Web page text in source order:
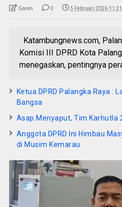
Garen 0 5 Februari 2026 11:21
Katambungnews.com,
Komisi III DPRD Kota
menegaskan, pentingnya
Ketua DPRD Palangka Raya :
Bangsa
Asap Menyaput, Tim Karhutla
Anggota DPRD Ini Himbau
di Musim Kemarau